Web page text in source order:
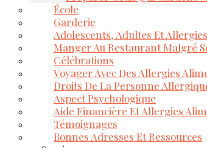
École
Garderie
Adolescents, Adultes Et Allergies
Manger Au Restaurant Malgré
Célébrations
Voyager Avec Des Allergies
Droits De La Personne
Aspect Psychologique
Aide Financière Et Allergies
Témoignages
Bonnes Adresses Et Ressources